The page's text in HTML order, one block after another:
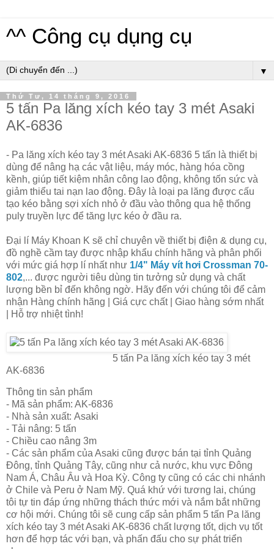
^^ Công cụ dụng cụ
▼
Thứ Tư, 14 tháng 9, 2016
5 tấn Pa lăng xích kéo tay 3 mét Asaki
AK-6836
- Pa lăng xích kéo tay 3 mét Asaki AK-6836 5 tấn là thiết bị
dùng để nâng hạ các vật liệu, máy móc, hàng hóa cồng
kềnh, giúp tiết kiệm nhân công lao động, không tốn sức và
giảm thiểu tai nạn lao động. Đây là loại pa lăng được cấu
tạo kéo bằng sợi xích nhỏ ở đầu vào thông qua hệ thống
puly truyền lực để tăng lực kéo ở đầu ra.
Đại lí Máy Khoan K sẽ chỉ chuyên về thiết bị điện & dụng cụ,
đồ nghề cầm tay được nhập khẩu chính hãng và phân phối
với mức giá hợp lí nhất như 1/4" Máy vít hơi Crossman 70-
802,... được người tiêu dùng tin tưởng sử dụng và chất
lượng bền bỉ đến không ngờ. Hãy đến với chúng tôi để cảm
nhận Hàng chính hãng | Giá cực chất | Giao hàng sớm nhất
| Hỗ trợ nhiệt tình!
5 tấn Pa lăng xích kéo tay 3 mét
AK-6836
Thông tin sản phẩm
- Mã sản phẩm: AK-6836
- Nhà sản xuất: Asaki
- Tải nâng: 5 tấn
- Chiều cao nâng 3m
- Các sản phẩm của Asaki cũng được bán tại tỉnh Quảng
Đông, tỉnh Quảng Tây, cũng như cả nước, khu vực Đông
Nam Á, Châu Âu và Hoa Kỳ. Công ty cũng có các chi nhánh
ở Chile và Peru ở Nam Mỹ. Quá khứ với tương lai, chúng
tôi tự tin đáp ứng những thách thức mới và nắm bắt những
cơ hội mới. Chúng tôi sẽ cung cấp sản phẩm 5 tấn Pa lăng
xích kéo tay 3 mét Asaki AK-6836 chất lượng tốt, dịch vụ tốt
hơn để hợp tác với bạn, và phấn đấu cho sự phát triển